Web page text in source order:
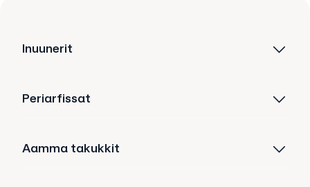
Inuunerit
Periarfissat
Aamma takukkit